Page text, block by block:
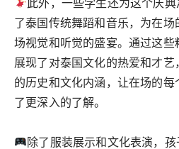
了泰国传统舞蹈和音乐，为在
场视觉和听觉的盛宴。通过这
展现了对泰国文化的热爱和才
的历史和文化内涵，让在场的
了更深入的了解。
除了服装展示和文化表演，